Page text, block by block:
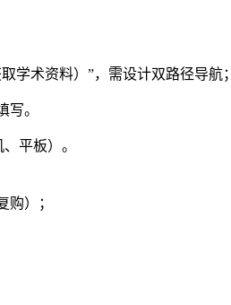
学术资料）”，需设计双路径导航；
写。
平板）。
）；